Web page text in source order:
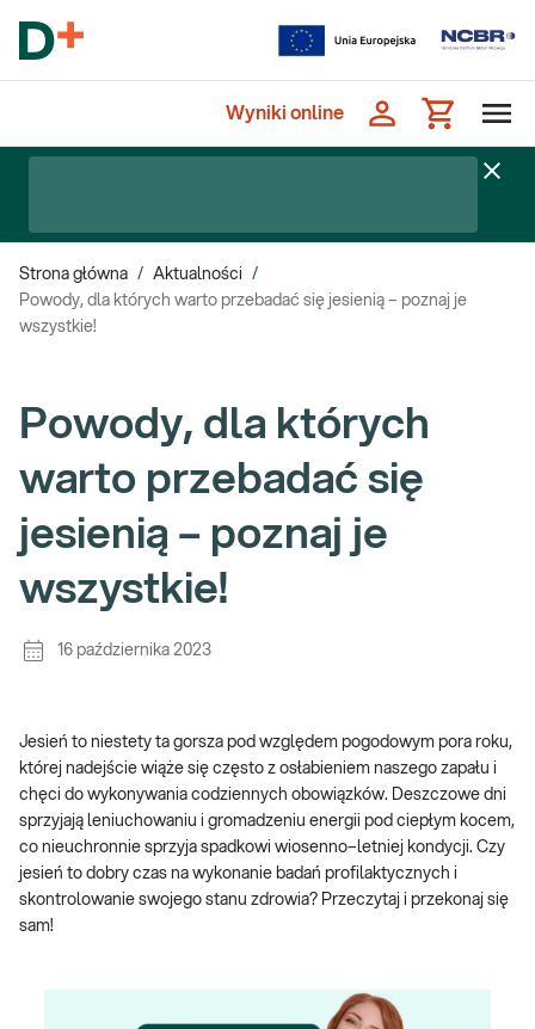
Wyniki online
Strona główna / Aktualności
/
Powody, dla których warto przebadać się jesienią – poznaj je
wszystkie!
Powody, dla których
warto przebadać się
jesienią – poznaj je
wszystkie!
16 października 2023
Jesień to niestety ta gorsza pod względem pogodowym pora roku,
której nadejście wiąże się często z osłabieniem naszego zapału i
chęci do wykonywania codziennych obowiązków. Deszczowe dni
sprzyjają leniuchowaniu i gromadzeniu energii pod ciepłym kocem,
co nieuchronnie sprzyja spadkowi wiosenno–letniej kondycji. Czy
jesień to dobry czas na wykonanie badań profilaktycznych i
skontrolowanie swojego stanu zdrowia? Przeczytaj i przekonaj się
sam!